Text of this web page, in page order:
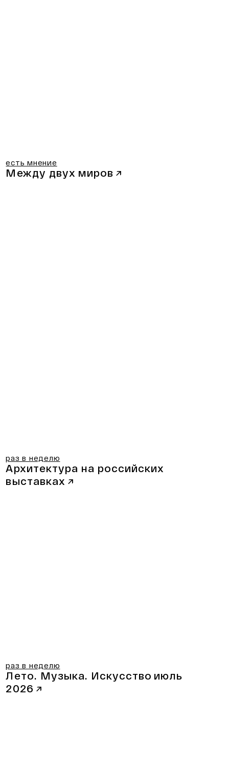
есть мнение
Между двух миров ↗
раз в неделю
Архитектура на российских
выставках ↗
раз в неделю
Лето. Музыка. Искусство июль
2026 ↗